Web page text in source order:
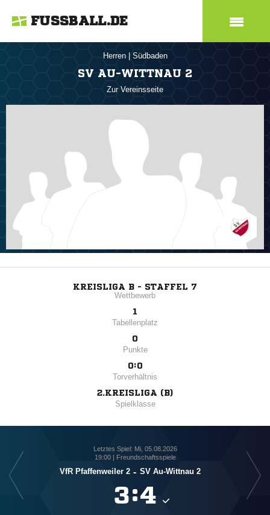
FUSSBALL.DE
Herren Südbaden
SV AU-WITTNAU 2
Zur Vereinsseite
KREISLIGA B - STAFFEL 7
Wettbewerb
1
Tabellenplatz
0
Punkte
0:0
Torverhältnis
2.KREISLIGA (B)
Spielklasse
Letztes Spiel: Mi, 05.08.2026
19:00 | Freundschaftsspiele
VfR Pfaffenweiler 2 - SV Au-Wittnau 2
: